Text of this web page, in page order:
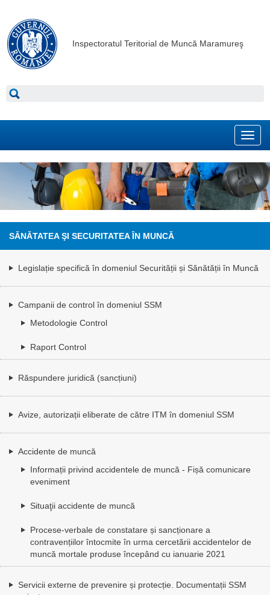
Inspectoratul Teritorial de Muncă Maramureş
SĂNĂTATEA ŞI SECURITATEA ÎN MUNCĂ
Legislație specifică în domeniul Securității și Sănătății în Muncă
Campanii de control în domeniul SSM
Metodologie Control
Raport Control
Răspundere juridică (sancțiuni)
Avize, autorizații eliberate de către ITM în domeniul SSM
Accidente de muncă
Informații privind accidentele de muncă - Fișă comunicare
eveniment
Situaţii accidente de muncă
Procese-verbale de constatare și sancționare a
contravențiilor întocmite în urma cercetării accidentelor de
muncă mortale produse începând cu ianuarie 2021
Servicii externe de prevenire și protecție. Documentații SSM